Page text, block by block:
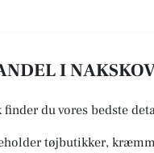
I
finder du vores bedste
tøjbutikker,